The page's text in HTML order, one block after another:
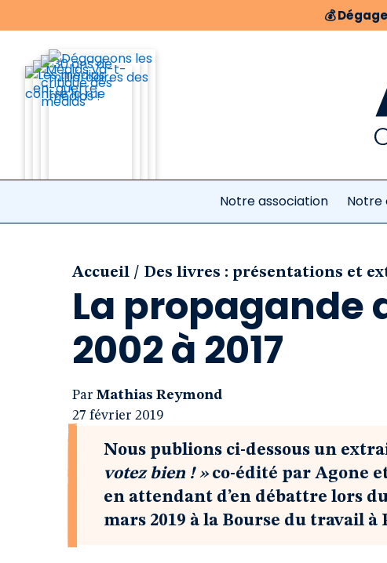
💰
Notre association Notre
Accueil / Des livres : présentations et
La propagande
2002 à 2017
Par Mathias Reymond
27 février 2019
Nous publions ci-dessous un
votez bien ! »co-édité par Agone
en attendant d’en débattre lors
mars 2019 à la Bourse du travail à